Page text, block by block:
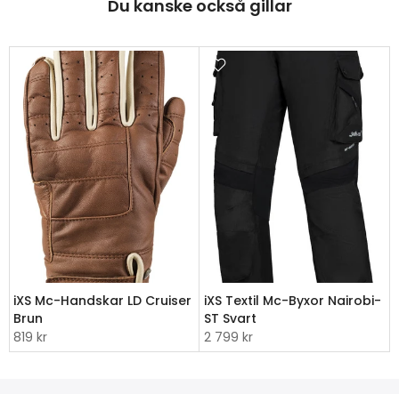
Du kanske också gillar
iXS Mc-Handskar LD Cruiser
Brun
819 kr
iXS Textil Mc-Byxor Nairobi-
ST Svart
2 799 kr